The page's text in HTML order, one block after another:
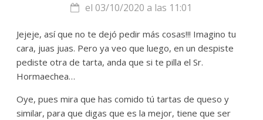
el 03/10/2020 a las 11:01
Jejeje, así que no te dejó pedir más cosas!!! Imagino tu
cara, juas juas. Pero ya veo que luego, en un despiste
pediste otra de tarta, anda que si te pilla el Sr.
Hormaechea…
Oye, pues mira que has comido tú tartas de queso y
similar, para que digas que es la mejor, tiene que ser